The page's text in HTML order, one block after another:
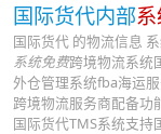
国际货代内部
国际货代 的物流信息
系统免费跨境物流系统
外仓管理系统fba海运
跨境物流服务商配备功
国际货代TMS系统支持